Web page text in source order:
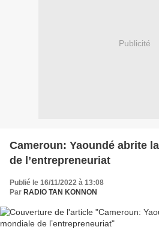
Publicité
Cameroun: Yaoundé abrite
de l’entrepreneuriat
Publié le 16/11/2022 à 13:08
Par RADIO TAN KONNON